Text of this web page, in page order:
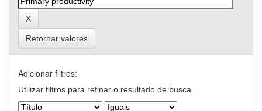
Retornar valores
Adicionar filtros:
Utilizar filtros para refinar o resultado de busca.